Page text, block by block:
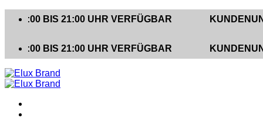
Inhalt
BIS 21:00 UHR VERFÜGBAR
BIS 21:00 UHR VERFÜGBAR